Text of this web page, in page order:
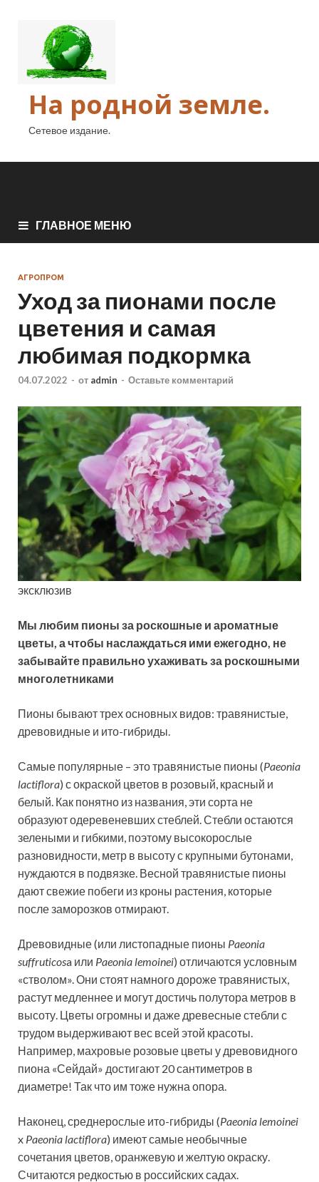
На родной земле.
Сетевое издание.
ГЛАВНОЕ МЕНЮ
АГРОПРОМ
Уход за пионами после
цветения и самая
любимая подкормка
04.07.2022 - от admin - Оставьте комментарий
эксклюзив
Мы любим пионы за роскошные и ароматные
цветы, а чтобы наслаждаться ими ежегодно, не
забывайте правильно ухаживать за роскошными
многолетниками
Пионы бывают трех основных видов: травянистые,
древовидные и ито-гибриды.
Самые популярные – это травянистые пионы (Paeonia
lactiflora) с окраской цветов в розовый, красный и
белый. Как понятно из названия, эти сорта не
образуют одеревеневших стеблей. Стебли остаются
зелеными и гибкими, поэтому высокорослые
разновидности, метр в высоту с крупными бутонами,
нуждаются в подвязке. Весной травянистые пионы
дают свежие побеги из кроны растения, которые
после заморозков отмирают.
Древовидные (или листопадные пионы Paeonia
suffruticosa или Paeonia lemoinei) отличаются условным
«стволом». Они стоят намного дороже травянистых,
растут медленнее и могут достичь полутора метров в
высоту. Цветы огромны и даже древесные стебли с
трудом выдерживают вес всей этой красоты.
Например, махровые розовые цветы у древовидного
пиона «Сейдай» достигают 20 сантиметров в
диаметре! Так что им тоже нужна опора.
Наконец, среднерослые ито-гибриды (Paeonia lemoinei
x Paeonia lactiflora) имеют самые необычные
сочетания цветов, оранжевую и желтую окраску.
Считаются редкостью в российских садах.